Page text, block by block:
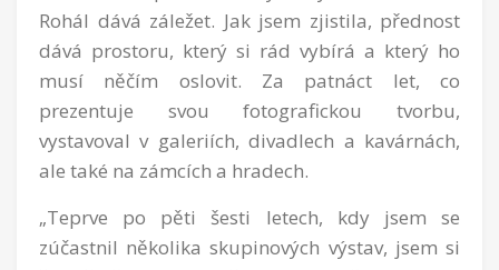
Rohál dává záležet. Jak jsem zjistila, přednost
dává prostoru, který si rád vybírá a který ho
musí něčím oslovit. Za patnáct let, co
prezentuje svou fotografickou tvorbu,
vystavoval v galeriích, divadlech a kavárnách,
ale také na zámcích a hradech.
„Teprve po pěti šesti letech, kdy jsem se
zúčastnil několika skupinových výstav, jsem si